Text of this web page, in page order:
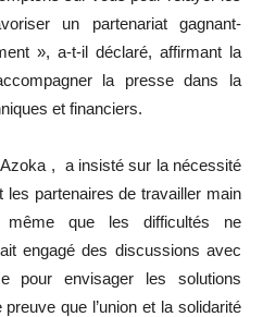
un partenariat gagnant-
», a-t-il déclaré, affirmant la
la presse dans la
et financiers.
, a insisté sur la nécessité
les partenaires de travailler main
que les difficultés ne
engagé des discussions avec
pour envisager les solutions
que l’union et la solidarité